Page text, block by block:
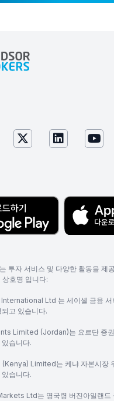
투자 서비스 및 다양한 활동을 제
호명 입니다:
Ltd 는 세이셸 금융 서
고 있습니다.
Limited (Jordan)는 요르단 증권
습니다.
Limited는 케냐 자본시장
습니다.
Ltd는 영국령 버진아일랜드